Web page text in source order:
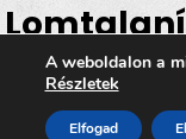
ideális
A weboldalon a
Részletek
Elfogad